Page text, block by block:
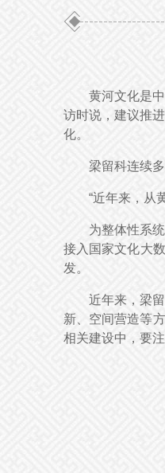
黄河文化是
访时说，建议推
化。
梁留科连续
“近年来，从
为整体性系
接入国家文化大
发。
近年来，梁
新、空间营造等
相关建设中，要